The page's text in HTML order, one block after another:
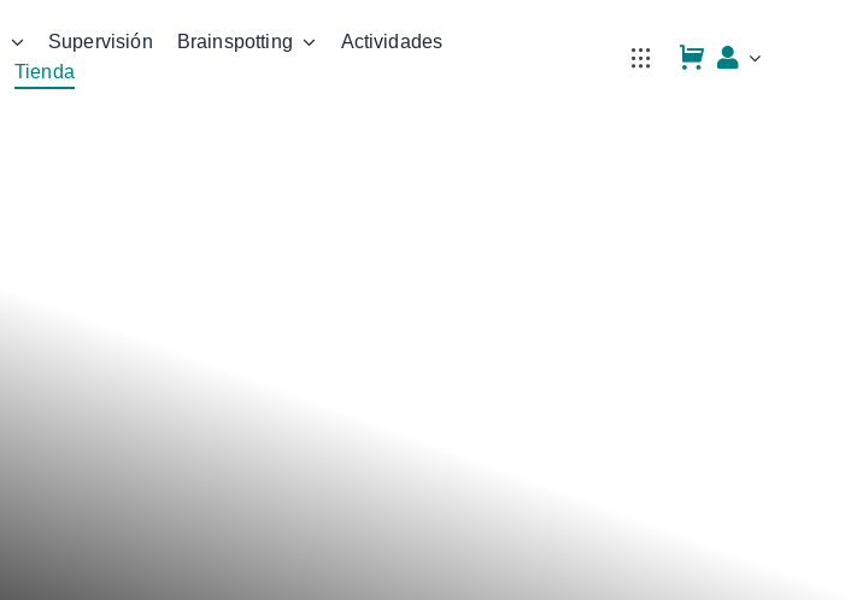
Supervisión Brainspotting
Actividades
Tienda